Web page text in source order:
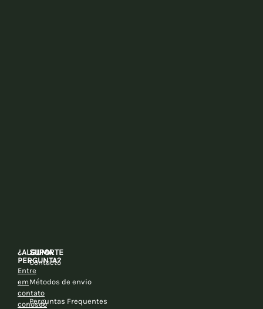
¿ALGUMA
PERGUNTA?
Entre
em
contato
conosco
SUPORTE
Contacto
Métodos de envio
Perguntas Frequentes